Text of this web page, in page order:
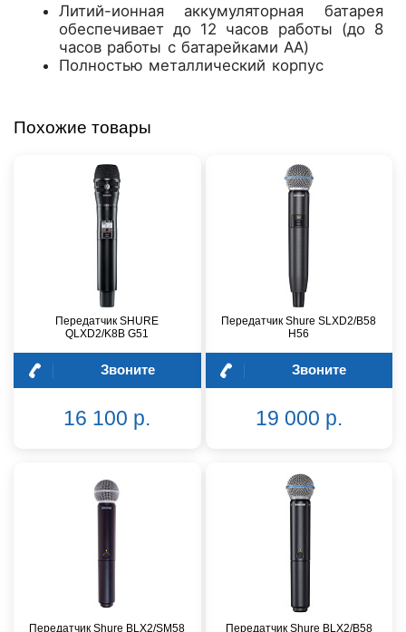
Литий-ионная аккумуляторная батарея
обеспечивает до 12 часов работы (до 8
часов работы с батарейками AA)
Полностью металлический корпус
Похожие товары
Передатчик SHURE
QLXD2/K8B G51
Звоните
16 100 р.
Передатчик Shure SLXD2/B58
H56
Звоните
19 000 р.
Передатчик Shure BLX2/SM58
Передатчик Shure BLX2/B58